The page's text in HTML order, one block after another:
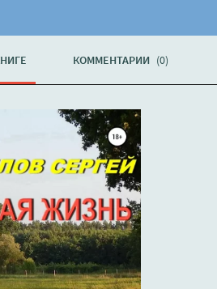
КОММЕНТАРИИ (0)